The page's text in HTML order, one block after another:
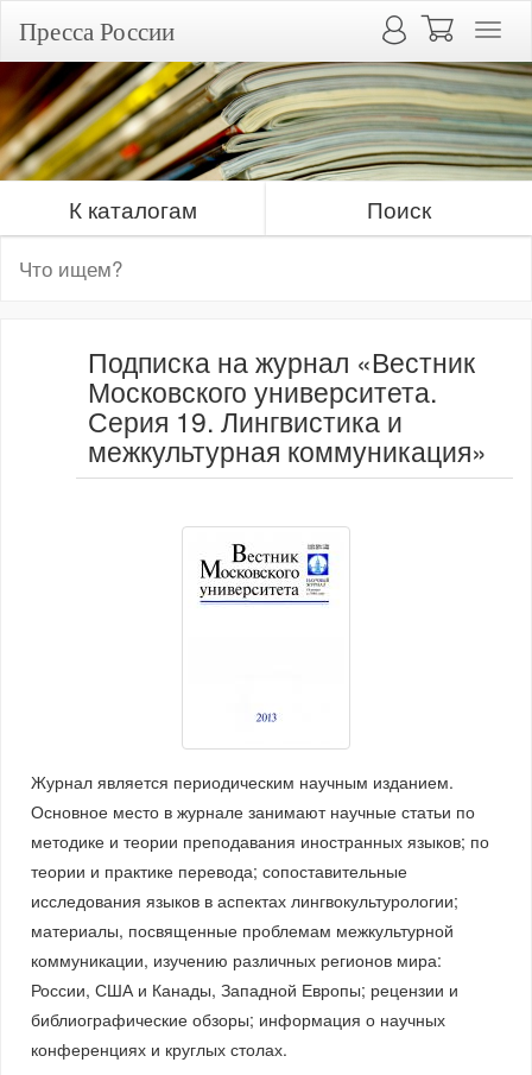
Пресса России
К каталогам Поиск
Подписка на журнал «Вестник
Московского университета.
Серия 19. Лингвистика и
межкультурная коммуникация»
Журнал является периодическим научным изданием.
Основное место в журнале занимают научные статьи по
методике и теории преподавания иностранных языков; по
теории и практике перевода; сопоставительные
исследования языков в аспектах лингвокультурологии;
материалы, посвященные проблемам межкультурной
коммуникации, изучению различных регионов мира:
России, США и Канады, Западной Европы; рецензии и
библиографические обзоры; информация о научных
конференциях и круглых столах.